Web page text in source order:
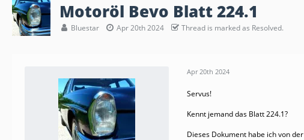
Motoröl Bevo Blatt 224.1
Bluestar Apr 20th 2024 Thread is marked as Resolved.
Apr 20th 2024
Servus!
Kennt jemand das Blatt 224.1?
Dieses Dokument habe ich von